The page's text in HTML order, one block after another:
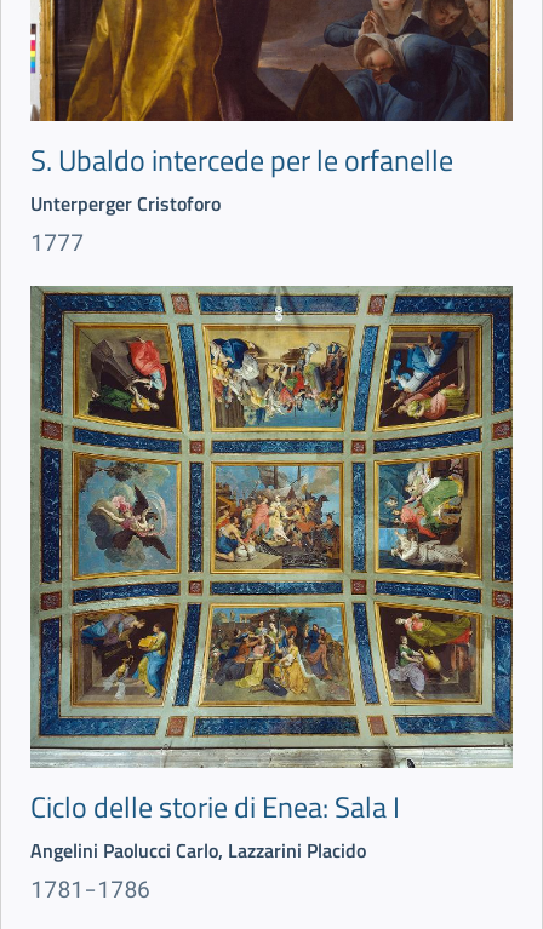
S. Ubaldo intercede per le orfanelle
Unterperger Cristoforo
1777
Ciclo delle storie di Enea: Sala I
Angelini Paolucci Carlo, Lazzarini Placido
1781-1786